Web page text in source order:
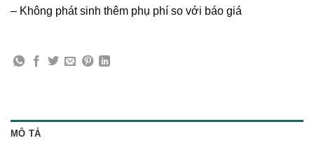
– Không phát sinh thêm phụ phí so với báo giá
MÔ TẢ